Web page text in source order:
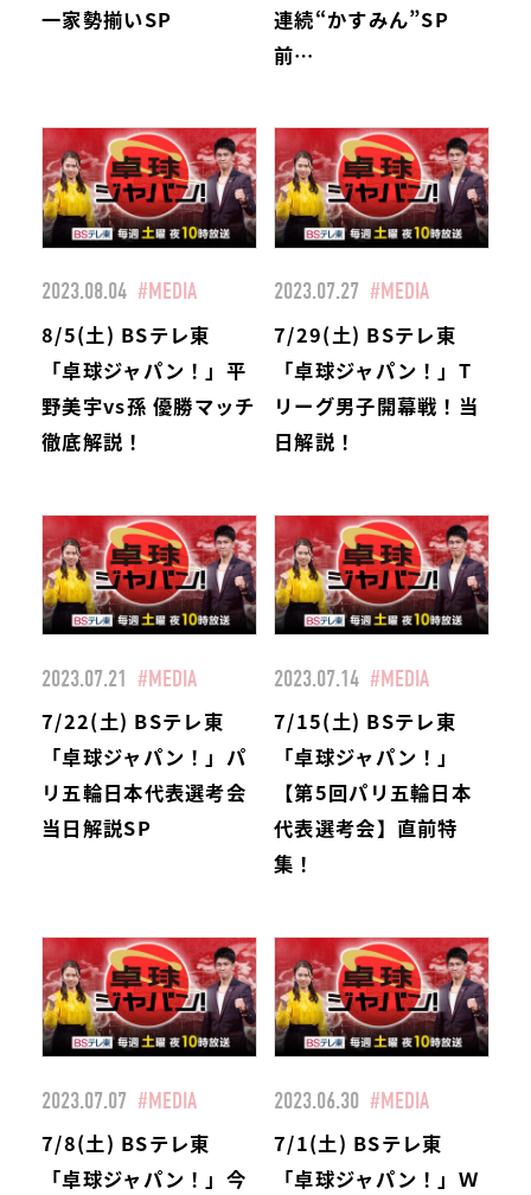
一家勢揃いSP
連続“かすみん”SP
前…
2023.08.04 #MEDIA
8/5(土) BSテレ東
「卓球ジャパン！」平
野美宇vs孫 優勝マッチ
徹底解説！
2023.07.27 #MEDIA
7/29(土) BSテレ東
「卓球ジャパン！」T
リーグ男子開幕戦！当
日解説！
2023.07.21 #MEDIA
7/22(土) BSテレ東
「卓球ジャパン！」パ
リ五輪日本代表選考会
当日解説SP
2023.07.14 #MEDIA
7/15(土) BSテレ東
「卓球ジャパン！」
【第5回パリ五輪日本
代表選考会】直前特
集！
2023.07.07 #MEDIA
7/8(土) BSテレ東
「卓球ジャパン！」今
2023.06.30 #MEDIA
7/1(土) BSテレ東
「卓球ジャパン！」Ｗ